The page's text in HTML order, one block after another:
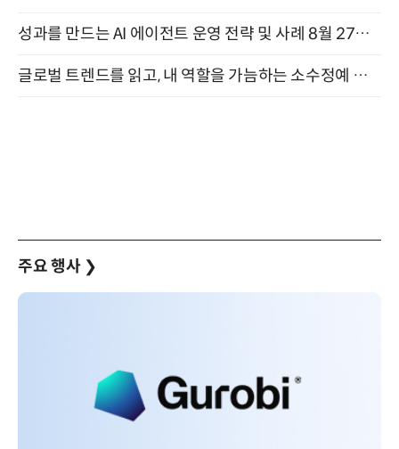
성과를 만드는 AI 에이전트 운영 전략 및 사례 8월 27일 개최
글로벌 트렌드를 읽고, 내 역할을 가늠하는 소수정예 실습 워크숍 (8/28)
주요 행사 ❯